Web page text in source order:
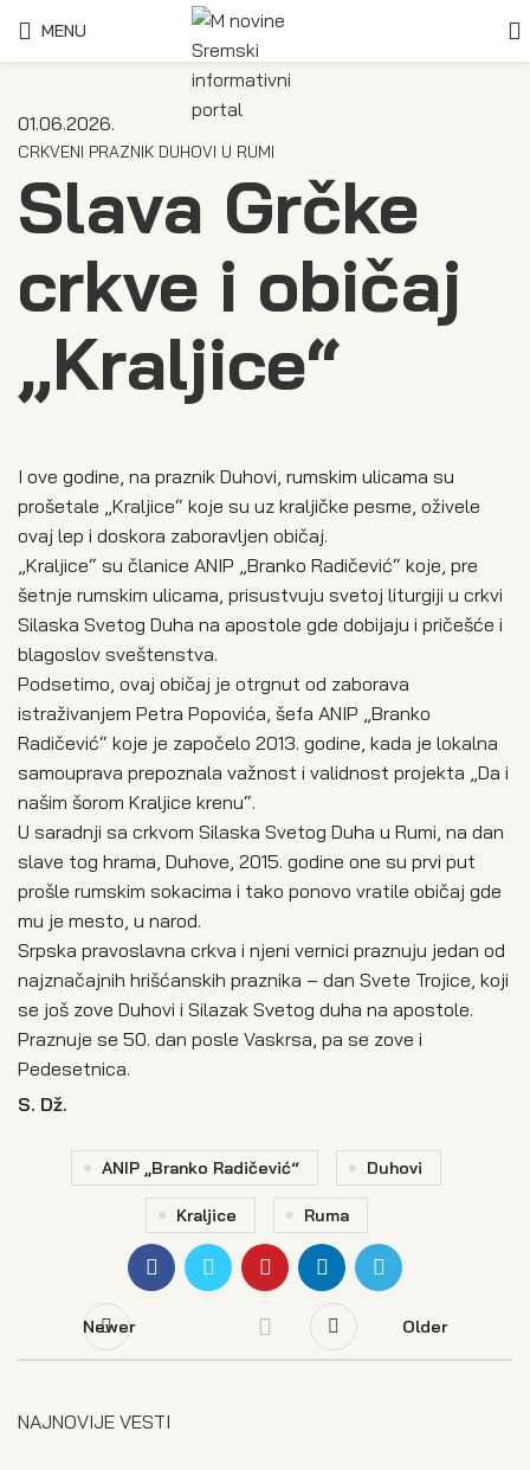
MENU
01.06.2026.
CRKVENI PRAZNIK DUHOVI U RUMI
Slava Grčke
crkve i običaj
„Kraljice“
I ove godine, na praznik Duhovi, rumskim ulicama su
prošetale „Kraljice“ koje su uz kraljičke pesme, oživele
ovaj lep i doskora zaboravljen običaj.
„Kraljice“ su članice ANIP „Branko Radičević“ koje, pre
šetnje rumskim ulicama, prisustvuju svetoj liturgiji u crkvi
Silaska Svetog Duha na apostole gde dobijaju i pričešće i
blagoslov sveštenstva.
Podsetimo, ovaj običaj je otrgnut od zaborava
istraživanjem Petra Popovića, šefa ANIP „Branko
Radičević“ koje je započelo 2013. godine, kada je lokalna
samouprava prepoznala važnost i validnost projekta „Da i
našim šorom Kraljice krenu“.
U saradnji sa crkvom Silaska Svetog Duha u Rumi, na dan
slave tog hrama, Duhove, 2015. godine one su prvi put
prošle rumskim sokacima i tako ponovo vratile običaj gde
mu je mesto, u narod.
Srpska pravoslavna crkva i njeni vernici praznuju jedan od
najznačajnih hrišćanskih praznika – dan Svete Trojice, koji
se još zove Duhovi i Silazak Svetog duha na apostole.
Praznuje se 50. dan posle Vaskrsa, pa se zove i
Pedesetnica.
S. Dž.
ANIP „Branko Radičević“ Duhovi
Kraljice Ruma
Newer Older
NAJNOVIJE VESTI